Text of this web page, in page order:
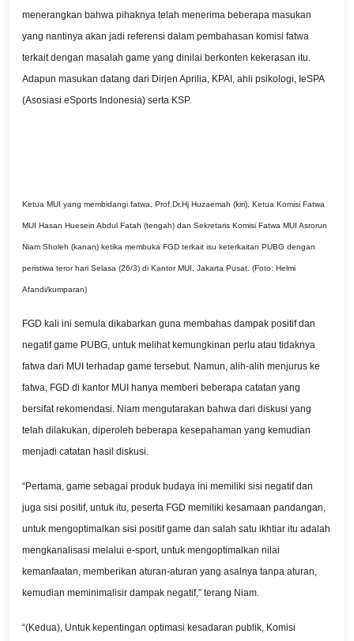
menerangkan bahwa pihaknya telah menerima beberapa masukan
yang nantinya akan jadi referensi dalam pembahasan komisi fatwa
terkait dengan masalah game yang dinilai berkonten kekerasan itu.
Adapun masukan datang dari Dirjen Aprilia, KPAI, ahli psikologi, IeSPA
(Asosiasi eSports Indonesia) serta KSP.
Ketua MUI yang membidangi fatwa, Prof.Dr.Hj Huzaemah (kiri), Ketua Komisi Fatwa
MUI Hasan Huesein Abdul Fatah (tengah) dan Sekretaris Komisi Fatwa MUI Asrorun
Niam Sholeh (kanan) ketika membuka FGD terkait isu keterkaitan PUBG dengan
peristiwa teror hari Selasa (26/3) di Kantor MUI, Jakarta Pusat. (Foto: Helmi
Afandi/kumparan)
FGD kali ini semula dikabarkan guna membahas dampak positif dan
negatif game PUBG, untuk melihat kemungkinan perlu atau tidaknya
fatwa dari MUI terhadap game tersebut. Namun, alih-alih menjurus ke
fatwa, FGD di kantor MUI hanya memberi beberapa catatan yang
bersifat rekomendasi. Niam mengutarakan bahwa dari diskusi yang
telah dilakukan, diperoleh beberapa kesepahaman yang kemudian
menjadi catatan hasil diskusi.
“Pertama, game sebagai produk budaya ini memiliki sisi negatif dan
juga sisi positif, untuk itu, peserta FGD memiliki kesamaan pandangan,
untuk mengoptimalkan sisi positif game dan salah satu ikhtiar itu adalah
mengkanalisasi melalui e-sport, untuk mengoptimalkan nilai
kemanfaatan, memberikan aturan-aturan yang asalnya tanpa aturan,
kemudian meminimalisir dampak negatif,” terang Niam.
“(Kedua), Untuk kepentingan optimasi kesadaran publik, Komisi